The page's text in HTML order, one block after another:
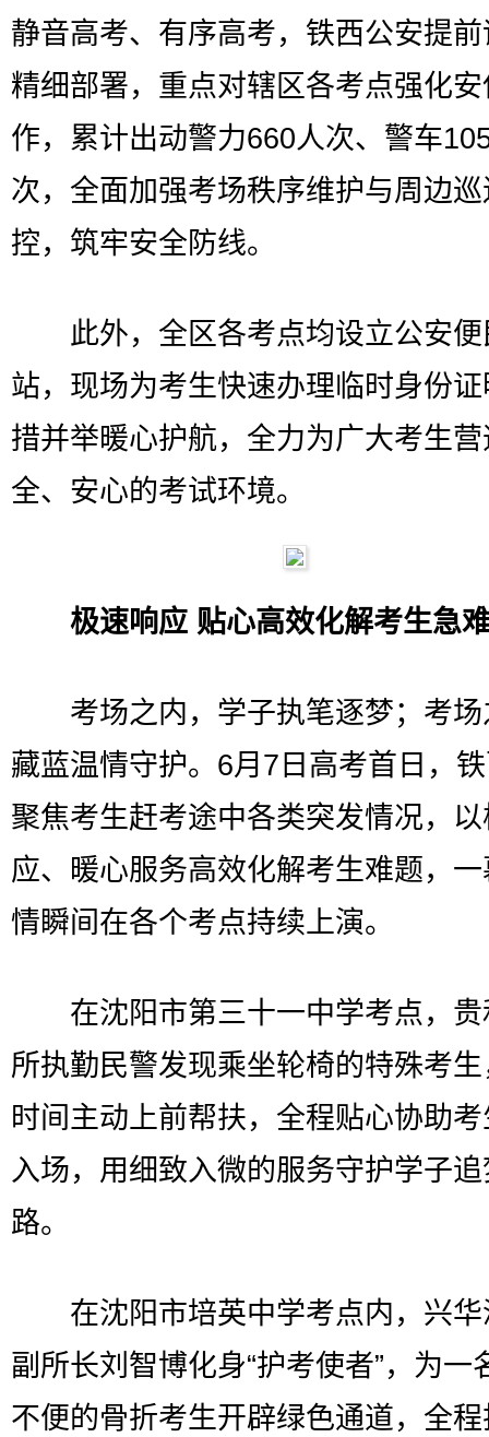
静音高考、有序高考，铁西公安提
精细部署，重点对辖区各考点强化
作，累计出动警力660人次、警车
次，全面加强考场秩序维护与周边
控，筑牢安全防线。
此外，全区各考点均设立公安便
站，现场为考生快速办理临时身份
措并举暖心护航，全力为广大考生
全、安心的考试环境。
极速响应 贴心高效化解考生急
考场之内，学子执笔逐梦；考场
藏蓝温情守护。6月7日高考首日，
聚焦考生赶考途中各类突发情况，
应、暖心服务高效化解考生难题，
情瞬间在各个考点持续上演。
在沈阳市第三十一中学考点，贵
所执勤民警发现乘坐轮椅的特殊考
时间主动上前帮扶，全程贴心协助
入场，用细致入微的服务守护学子
路。
在沈阳市培英中学考点内，兴华
副所长刘智博化身“护考使者”，为一
不便的骨折考生开辟绿色通道，全